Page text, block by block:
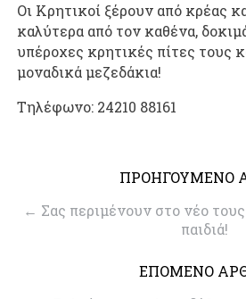
Οι Κρητικοί ξέρουν από κρέας
καλύτερα από τον καθένα,
υπέροχες κρητικές πίτες τους
μοναδικά μεζεδάκια!
Τηλέφωνο: 24210 88161
ΠΡΟΗΓΟΥΜΕΝΟ
← Σας περιμένουν στο νέο
παιδιά!
ΕΠΟΜΕΝΟ